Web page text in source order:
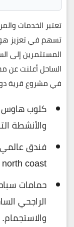
تعتبر الخدمات
تسهم في تعزيز
المستثمرين إلى
الساحل أعلنت عن
في مشروع قرية
كلوب هاوس
والأنشطة
north coast لتلبية احتياجات النزلاء.
حمامات
الراجحي
والاستجمام.